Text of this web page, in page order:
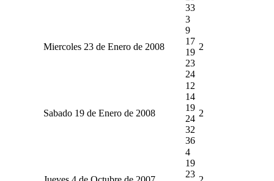
33
Miercoles 23 de Enero de 2008
3
9
17
19
23
24
2
Sabado 19 de Enero de 2008
12
14
19
24
32
36
2
4
19
23